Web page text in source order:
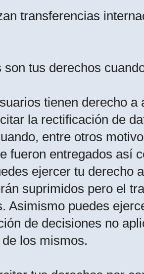
transferencias
son tus derechos
tienen derecho
la rectificación de
entre otros
fueron entregados así
ejercer tu derecho
suprimidos pero el
Asimismo puedes
de decisiones no
los mismos.